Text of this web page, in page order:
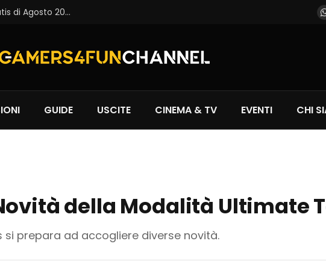
Epic Games Store: Disponibili i Primi Giochi Gratis di Agosto 2026
GUIDE USCITE CINEMA & TV EVENTI CHI
della Modalità Ultimate
prepara ad accogliere diverse novità.